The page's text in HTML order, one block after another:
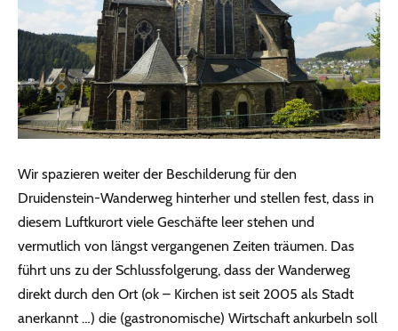
Wir spazieren weiter der Beschilderung für den
Druidenstein-Wanderweg hinterher und stellen fest, dass in
diesem Luftkurort viele Geschäfte leer stehen und
vermutlich von längst vergangenen Zeiten träumen. Das
führt uns zu der Schlussfolgerung, dass der Wanderweg
direkt durch den Ort (ok – Kirchen ist seit 2005 als Stadt
anerkannt …) die (gastronomische) Wirtschaft ankurbeln soll